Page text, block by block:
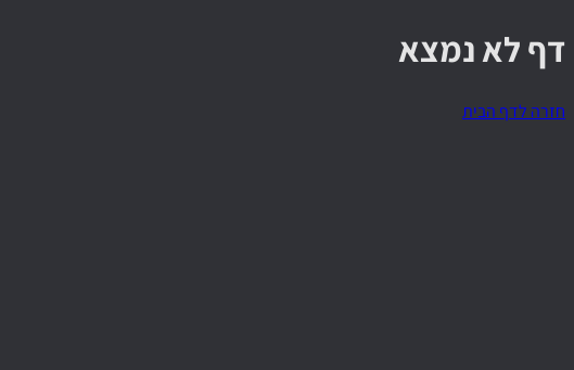
דף לא נמצא
חזרה לדף הבית